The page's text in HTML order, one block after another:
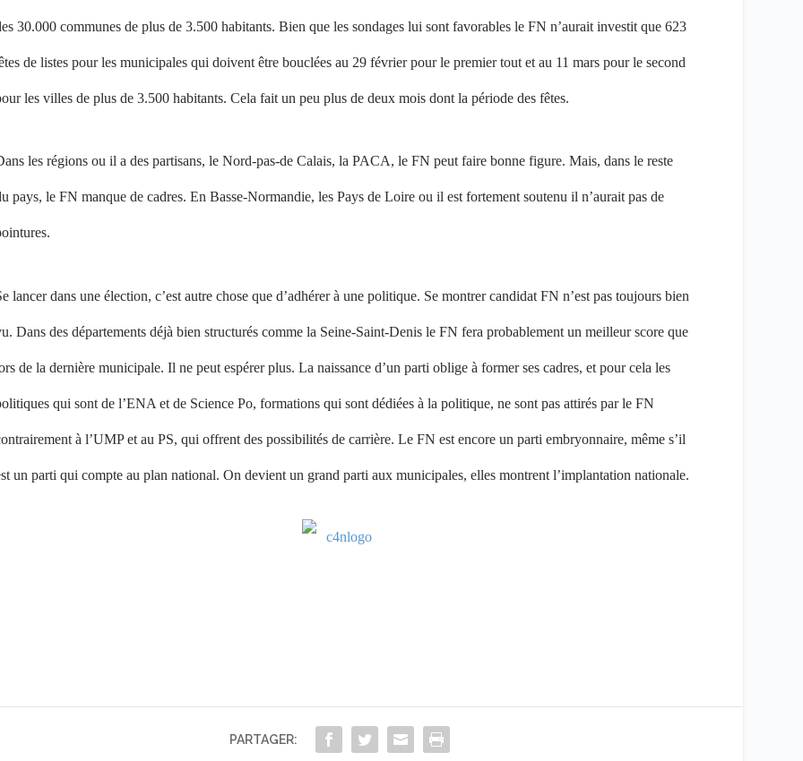
30.000 communes de plus de 3.500 habitants. Bien que les sondages lui sont favorables le FN n’aurait investit que 623
de listes pour les municipales qui doivent être bouclées au 29 février pour le premier tout et au 11 mars pour le second
les villes de plus de 3.500 habitants. Cela fait un peu plus de deux mois dont la période des fêtes.
les régions ou il a des partisans, le Nord-pas-de Calais, la PACA, le FN peut faire bonne figure. Mais, dans le reste
pays, le FN manque de cadres. En Basse-Normandie, les Pays de Loire ou il est fortement soutenu il n’aurait pas de
lancer dans une élection, c’est autre chose que d’adhérer à une politique. Se montrer candidat FN n’est pas toujours bien
Dans des départements déjà bien structurés comme la Seine-Saint-Denis le FN fera probablement un meilleur score que
de la dernière municipale. Il ne peut espérer plus. La naissance d’un parti oblige à former ses cadres, et pour cela les
qui sont de l’ENA et de Science Po, formations qui sont dédiées à la politique, ne sont pas attirés par le FN
à l’UMP et au PS, qui offrent des possibilités de carrière. Le FN est encore un parti embryonnaire, même s’il
un parti qui compte au plan national. On devient un grand parti aux municipales, elles montrent l’implantation nationale.
PARTAGER: